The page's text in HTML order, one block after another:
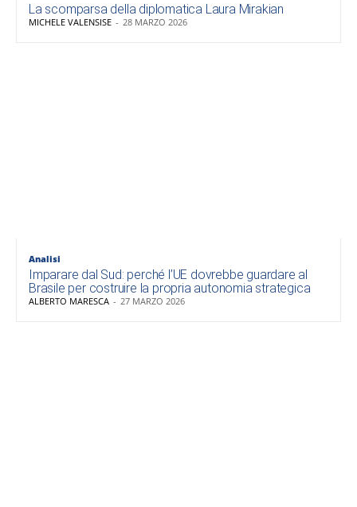
La scomparsa della diplomatica Laura Mirakian
MICHELE VALENSISE - 28 MARZO 2026
Analisi
Imparare dal Sud: perché l’UE dovrebbe guardare al
Brasile per costruire la propria autonomia strategica
ALBERTO MARESCA - 27 MARZO 2026